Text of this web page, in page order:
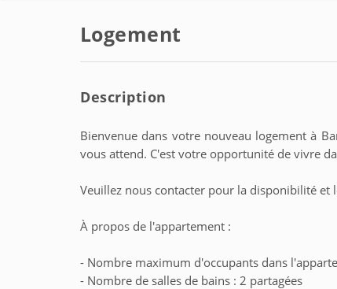
Logement
Description
Bienvenue dans votre nouveau logement à
vous attend. C'est votre opportunité de vivre
Veuillez nous contacter pour la disponibilité et
À propos de l'appartement :
- Nombre maximum d'occupants dans
- Nombre de salles de bains : 2 partagées